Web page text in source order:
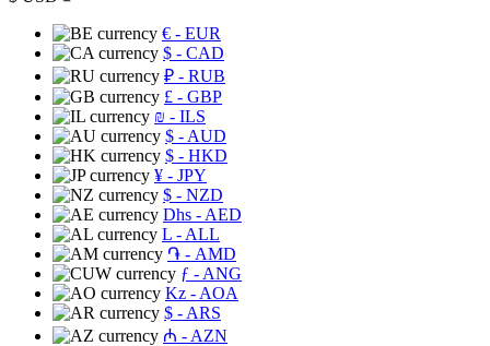
€ - EUR
$ - CAD
₽ - RUB
£ - GBP
₪ - ILS
$ - AUD
$ - HKD
¥ - JPY
$ - NZD
Dhs - AED
L - ALL
֏ - AMD
ƒ - ANG
Kz - AOA
$ - ARS
₼ - AZN